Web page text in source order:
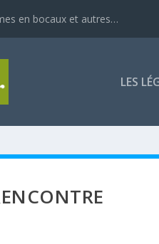
en bocaux et autres…
LES